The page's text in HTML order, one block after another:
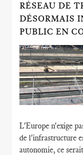
RÉSEAU DE
DÉSORMAIS
PUBLIC EN
L'Europe n'exige
de l'infrastructure
autonomie, ce